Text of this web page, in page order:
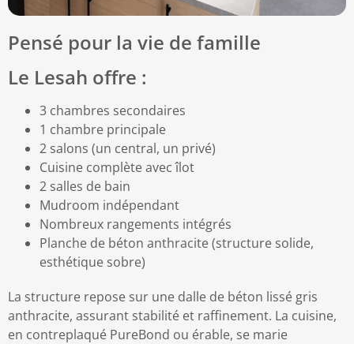
Pensé pour la vie de famille
Le Lesah offre :
3 chambres secondaires
1 chambre principale
2 salons (un central, un privé)
Cuisine complète avec îlot
2 salles de bain
Mudroom indépendant
Nombreux rangements intégrés
Planche de béton anthracite (structure solide,
esthétique sobre)
La structure repose sur une dalle de béton lissé gris
anthracite, assurant stabilité et raffinement. La cuisine,
en contreplaqué PureBond ou érable, se marie